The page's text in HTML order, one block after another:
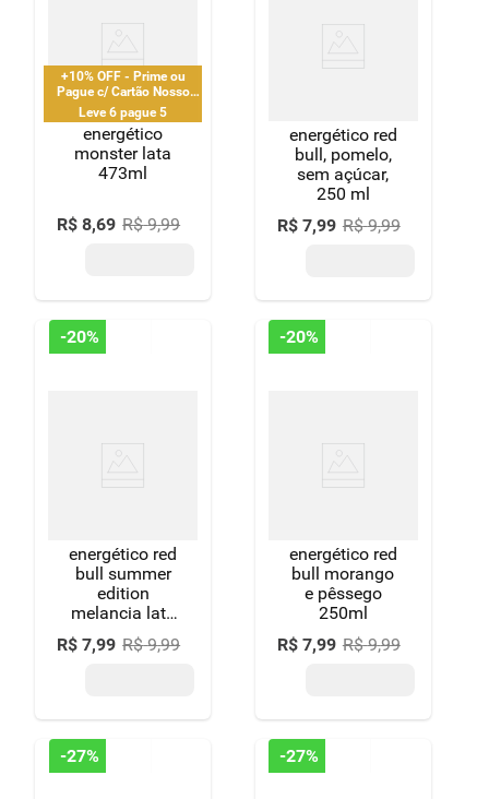
+10% OFF - Prime ou
Pague c/ Cartão Nosso
Pay
Leve 6 pague 5
energético
monster lata
473ml
R$ 8,69 R$ 9,99
energético red
bull, pomelo,
sem açúcar,
250 ml
R$ 7,99 R$ 9,99
-20%
energético red
bull summer
edition
melancia lata
250ml
R$ 7,99 R$ 9,99
-20%
energético red
bull morango
e pêssego
250ml
R$ 7,99 R$ 9,99
-27% -27%